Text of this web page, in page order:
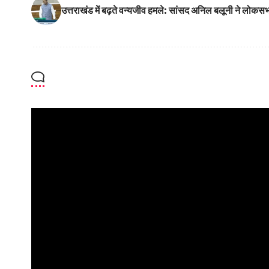
उत्तराखंड में बढ़ते वन्यजीव हमले: सांसद अनिल बलूनी ने